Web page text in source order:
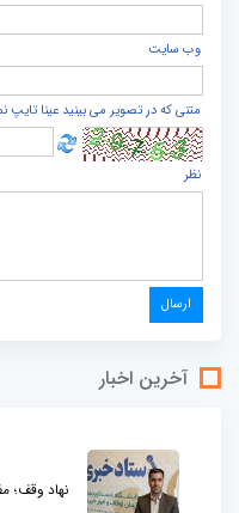
وب سایت
متنی که در تصویر می بینید عینا تایپ
نظر
آخرین اخبار
نهاد وقف؛